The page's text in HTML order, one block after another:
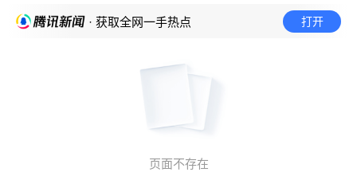
· 获取全网一手热点 打开
页面不存在